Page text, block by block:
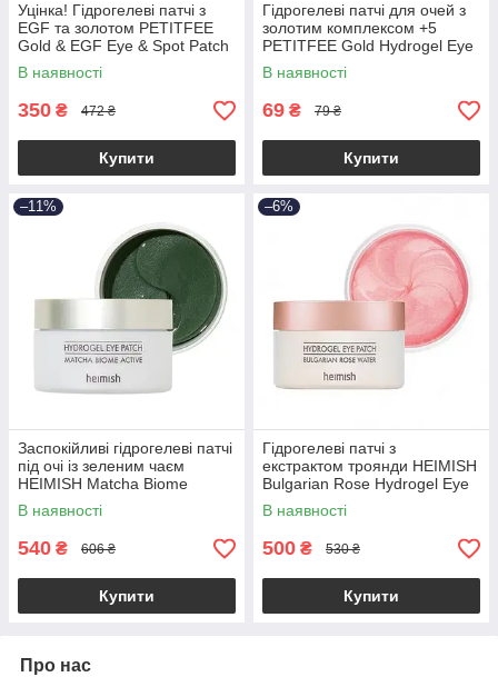
Уцінка! Гідрогелеві патчі з
EGF та золотом PETITFEE
Gold & EGF Eye & Spot Patch
60шт + 30 точк. патчів (до
11.09.2026)
В наявності
350 ₴ 472 ₴
Купити
Гідрогелеві патчі для очей з
золотим комплексом +5
PETITFEE Gold Hydrogel Eye
Patch (1 пара)
В наявності
69 ₴ 79 ₴
Купити
–11%
Заспокійливі гідрогелеві патчі
під очі із зеленим чаєм
HEIMISH Matcha Biome
Hydrogel Eye Patch 60шт
В наявності
540 ₴ 606 ₴
Купити
–6%
Гідрогелеві патчі з
екстрактом троянди HEIMISH
Bulgarian Rose Hydrogel Eye
Patch 60шт
В наявності
500 ₴ 530 ₴
Купити
Про нас